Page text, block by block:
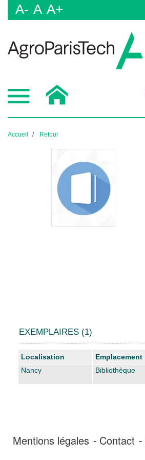
A- A A+
Accueil Retour
EXEMPLAIRES (1)
Liste des exemplaires
Localisation Emplacement
Nancy
Bibliothèque
Mentions légales Contact